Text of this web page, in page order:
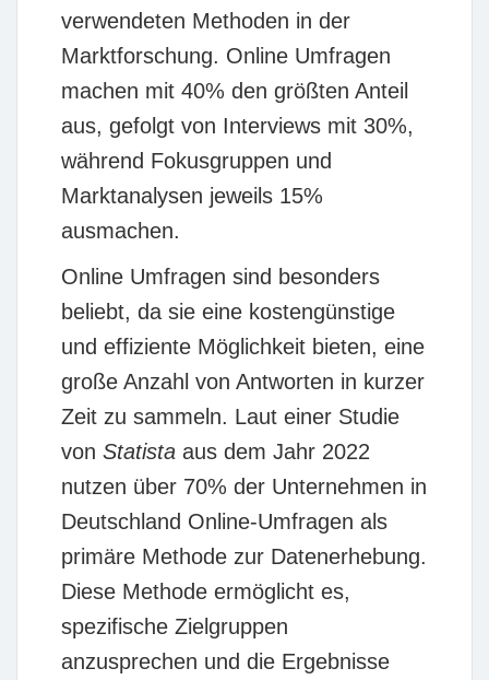
verwendeten Methoden in der
Marktforschung. Online Umfragen
machen mit 40% den größten Anteil
aus, gefolgt von Interviews mit 30%,
während Fokusgruppen und
Marktanalysen jeweils 15%
ausmachen.
Online Umfragen sind besonders
beliebt, da sie eine kostengünstige
und effiziente Möglichkeit bieten, eine
große Anzahl von Antworten in kurzer
Zeit zu sammeln. Laut einer Studie
von Statista aus dem Jahr 2022
nutzen über 70% der Unternehmen in
Deutschland Online-Umfragen als
primäre Methode zur Datenerhebung.
Diese Methode ermöglicht es,
spezifische Zielgruppen
anzusprechen und die Ergebnisse